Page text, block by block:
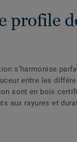
profile
s’harmonise
entre les
sont en bois
aux rayures et